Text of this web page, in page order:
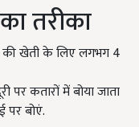
तरीका
की खेती के लिए लगभग 4
पर कतारों में बोया जाता
पर बोएं.